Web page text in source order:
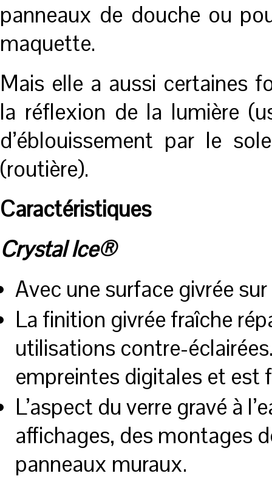
panneaux de douche ou
maquette.
Mais elle a aussi certaines
la réflexion de la lumière
d’éblouissement par le
(routière).
Caractéristiques
Crystal Ice®
Avec une surface givrée
La finition givrée fraîche
utilisations contre-
empreintes digitales et est
L’aspect du verre gravé à
affichages, des montages
panneaux muraux.